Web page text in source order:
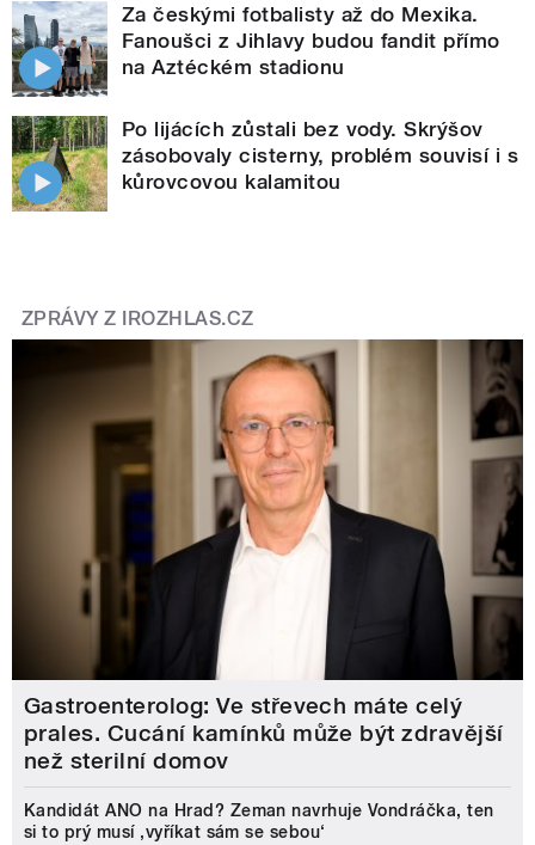
Za českými fotbalisty až do Mexika.
Fanoušci z Jihlavy budou fandit přímo
na Aztéckém stadionu
Po lijácích zůstali bez vody. Skrýšov
zásobovaly cisterny, problém souvisí i s
kůrovcovou kalamitou
ZPRÁVY Z IROZHLAS.CZ
Gastroenterolog: Ve střevech máte celý
prales. Cucání kamínků může být zdravější
než sterilní domov
Kandidát ANO na Hrad? Zeman navrhuje Vondráčka, ten
si to prý musí ‚vyříkat sám se sebou‘